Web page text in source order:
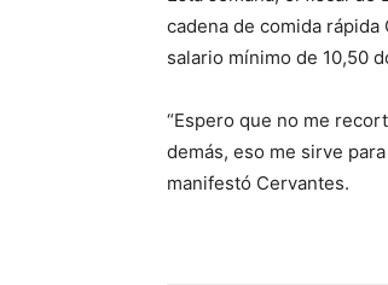
cadena de comida rápida
salario mínimo de 10,50
“Espero que no me
demás, eso me sirve
manifestó Cervantes.